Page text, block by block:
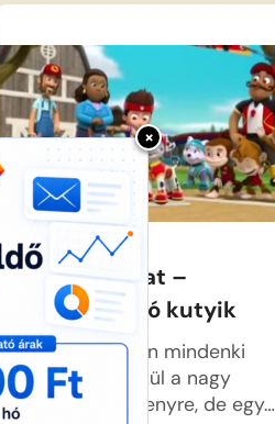
×
Mancs őrjárat –
Sztársportoló kutyik
Kaland-öbölben mindenki
izgatottan készül a nagy
kutyagoló versenyre, de egy…